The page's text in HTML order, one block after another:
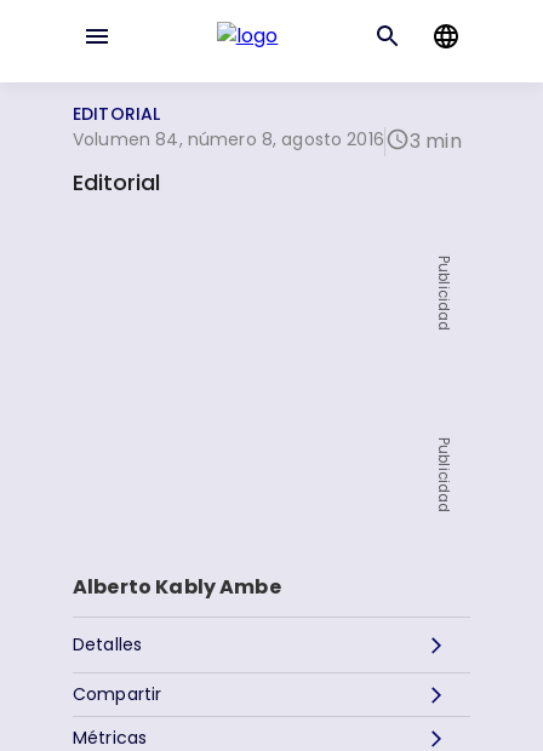
EDITORIAL
Volumen 84, número 8, agosto 2016
3 min
Editorial
Publicidad
Publicidad
Alberto Kably Ambe
Detalles
Métricas
Compartir